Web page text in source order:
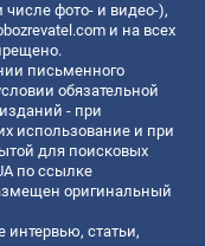
фото- и видео-),
и на всех
письменного
обязательной
- при
использование и при
для поисковых
по ссылке
оригинальный
интервью, статьи,